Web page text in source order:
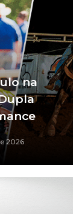
na
2026